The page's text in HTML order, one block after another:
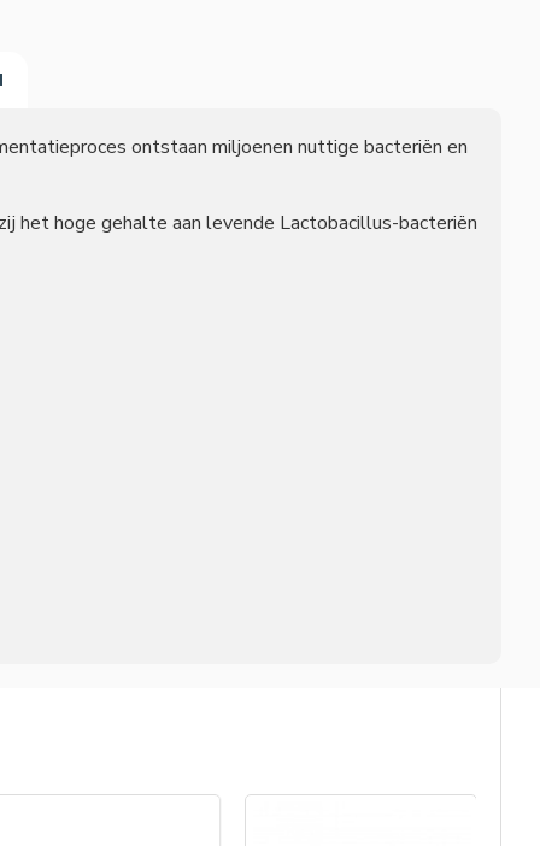
ontstaan miljoenen nuttige bacteriën en
het hoge gehalte aan levende Lactobacillus-bacteriën